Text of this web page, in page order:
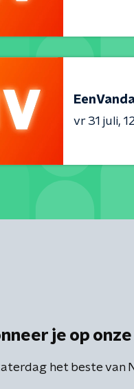
vr 31 juli
je op
het beste van